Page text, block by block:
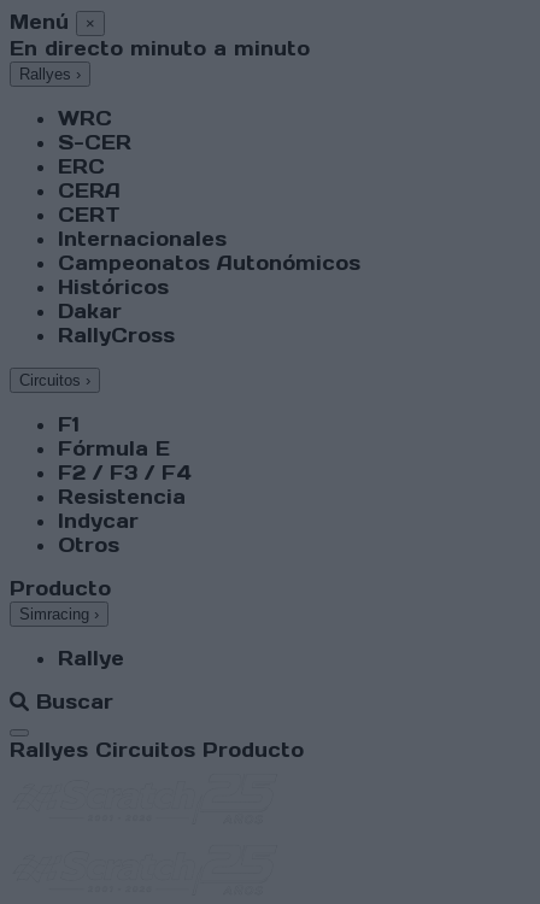
Menú ×
En directo minuto a minuto
Rallyes ›
WRC
S-CER
ERC
CERA
CERT
Internacionales
Campeonatos Autonómicos
Históricos
Dakar
RallyCross
Circuitos ›
F1
Fórmula E
F2 / F3 / F4
Resistencia
Indycar
Otros
Producto
Simracing ›
Rallye
Buscar
Abrir menú
Rallyes Circuitos Producto